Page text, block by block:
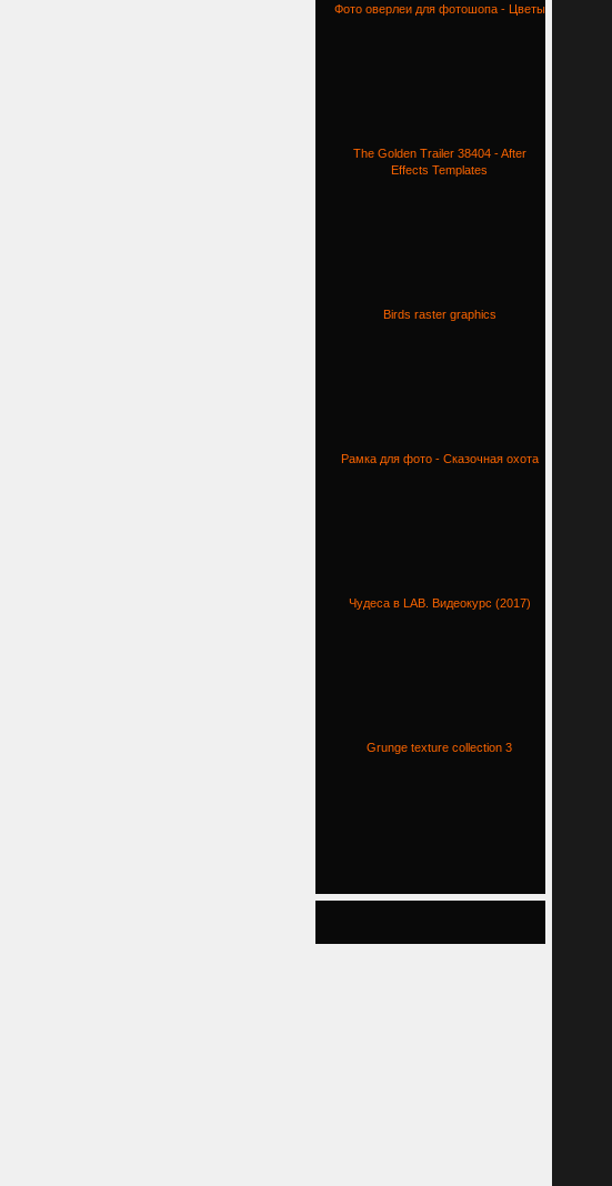
Фото оверлеи для фотошопа - Цветы
The Golden Trailer 38404 - After
Effects Templates
Birds raster graphics
Рамка для фото - Сказочная охота
Чудеса в LAB. Видеокурс (2017)
Grunge texture collection 3